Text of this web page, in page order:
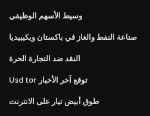
وسيط الأسهم الوظيفي
صناعة النفط والغاز في باكستان ويكيبيديا
النقد ضد التجارة الحرة
Usd tor توقع آخر الأخبار
طوق أبيض تيار على الانترنت